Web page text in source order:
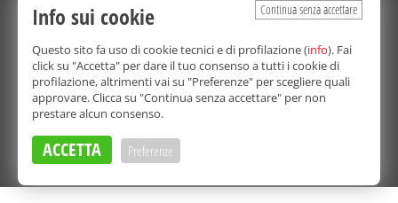
©Copyright 2003-2026
Bmedia Srl
La riproduzione totale o parziale di tutti i contenuti, in qualunque
forma, su qualsiasi supporto è proibita.
Balarm.it è una testata giornalistica registrata. Autorizzazione del
Tribunale di Palermo n° 32 del 21/10/2003
Direttore responsabile:Fabio Ricotta
Privacy e Cookie Policy
Continua senza accettare
Info sui cookie
Questo sito fa uso di cookie tecnici e di profilazione (info). Fai
click su "Accetta" per dare il tuo consenso a tutti i cookie di
profilazione, altrimenti vai su "Preferenze" per scegliere quali
approvare. Clicca su "Continua senza accettare" per non
prestare alcun consenso.
ACCETTA Preferenze